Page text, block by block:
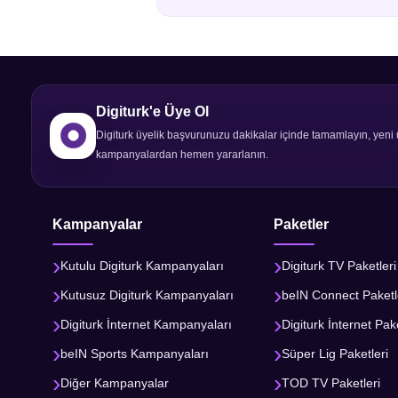
Kampanyada Digiturk iç
Aboneliğin taahhüt süresinden
Digiturk İnternet
Tüm Fiyatları PDF olarak
Digiturk'e Üye Ol
Digiturk üyelik başvurunuzu dakikalar içinde tamamlayın, yeni
kampanyalardan hemen yararlanın.
Kampanyalar
Kutulu Digiturk Kampanyaları
Kutusuz Digiturk Kampanyaları
Digiturk İnternet Kampanyaları
beIN Sports Kampanyaları
Diğer Kampanyalar
Paketler
Digiturk TV Paketleri
beIN Connect
Digiturk İnternet
Süper Lig Paketleri
TOD TV Paketleri